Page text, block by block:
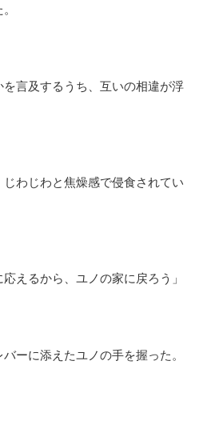
言及するうち、互いの相違が浮
わじわと焦燥感で侵食されてい
応えるから、ユノの家に戻ろう」
ーに添えたユノの手を握った。